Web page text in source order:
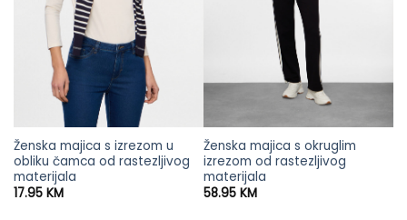
Ženska majica s izrezom u
obliku čamca od rastezljivog
materijala
17.95 KM
Ženska majica s okruglim
izrezom od rastezljivog
materijala
58.95 KM